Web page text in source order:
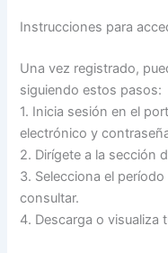
Instrucciones para
Una vez registrado,
siguiendo estos pasos:
1. Inicia sesión en el
electrónico y
2. Dirígete a la sección
3. Selecciona el
consultar.
4. Descarga o visualiza